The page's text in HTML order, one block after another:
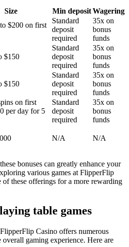
Size Min depositWagering
$200 on first
Standard
deposit
required
35x on
bonus
funds
$150
Standard
deposit
required
35x on
bonus
funds
$150
Standard
deposit
required
35x on
bonus
funds
on first
per day for 5
Standard
deposit
required
35x on
bonus
funds
N/A N/A
bonuses can greatly enhance your
various games at FlipperFlip
these offerings for a more rewarding
table games
Casino offers numerous
overall gaming experience. Here are